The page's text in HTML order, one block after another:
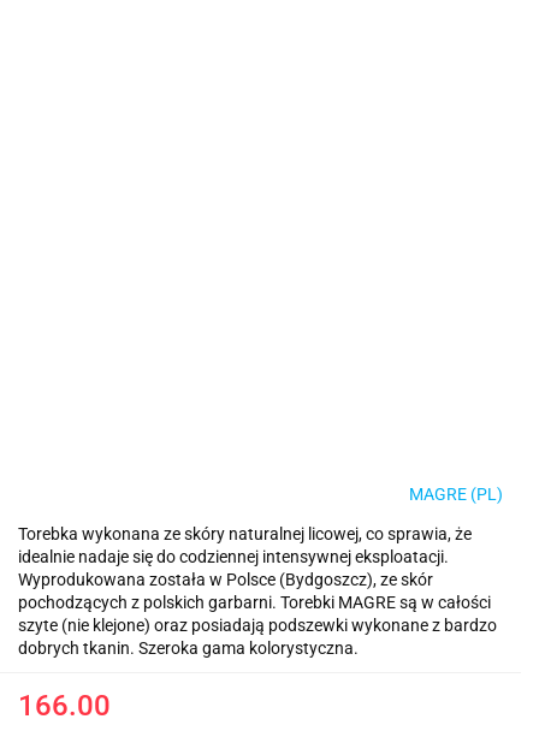
MAGRE (PL)
Torebka wykonana ze skóry naturalnej licowej, co sprawia, że
idealnie nadaje się do codziennej intensywnej eksploatacji.
Wyprodukowana została w Polsce (Bydgoszcz), ze skór
pochodzących z polskich garbarni. Torebki MAGRE są w całości
szyte (nie klejone) oraz posiadają podszewki wykonane z bardzo
dobrych tkanin. Szeroka gama kolorystyczna.
166.00